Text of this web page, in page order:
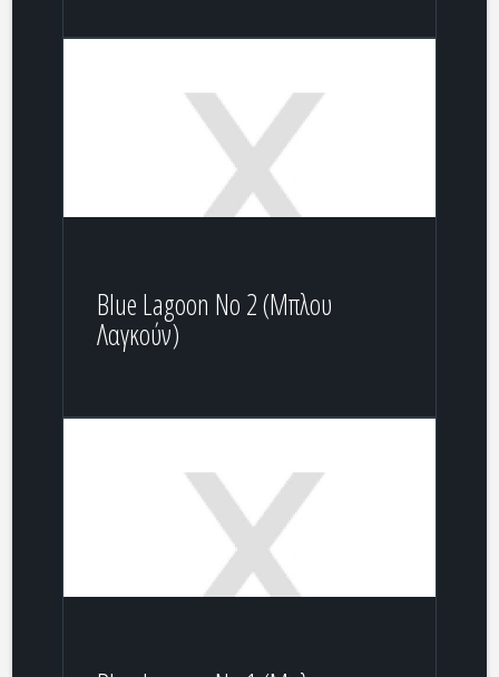
Blue Lagoon Νο 2 (Mπλου
Λαγκούν)